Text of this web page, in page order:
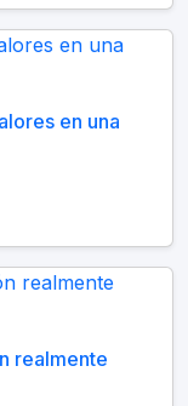
en una
realmente